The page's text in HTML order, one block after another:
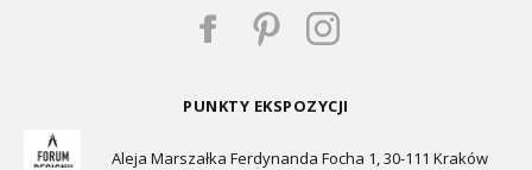
PUNKTY EKSPOZYCJI
Aleja Marszałka Ferdynanda Focha 1, 30-111 Kraków